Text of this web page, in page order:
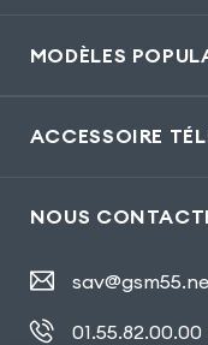
MODÈLES
ACCESSOIRE
NOUS
01.55.82.00.00